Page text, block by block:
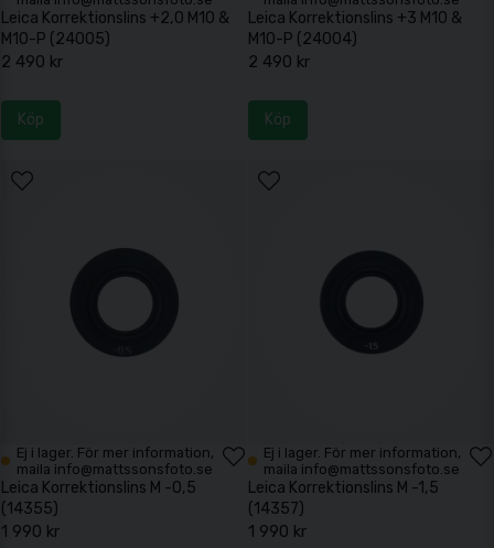
Leica Korrektionslins +2,0 M10 &
M10-P (24005)
2 490 kr
Köp
Leica Korrektionslins +3 M10 &
M10-P (24004)
2 490 kr
Köp
Ej i lager. För mer information,
maila info@mattssonsfoto.se
Leica Korrektionslins M -0,5
(14355)
1 990 kr
Ej i lager. För mer information,
maila info@mattssonsfoto.se
Leica Korrektionslins M -1,5
(14357)
1 990 kr